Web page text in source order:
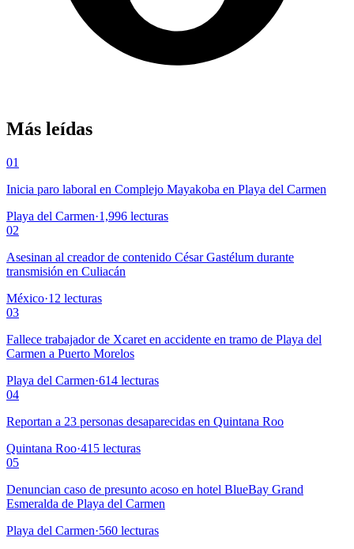
Más leídas
01
Inicia paro laboral en Complejo Mayakoba en Playa del Carmen
Playa del Carmen·1,996 lecturas
02
Asesinan al creador de contenido César Gastélum durante
transmisión en Culiacán
México·12 lecturas
03
Fallece trabajador de Xcaret en accidente en tramo de Playa del
Carmen a Puerto Morelos
Playa del Carmen·614 lecturas
04
Reportan a 23 personas desaparecidas en Quintana Roo
Quintana Roo·415 lecturas
05
Denuncian caso de presunto acoso en hotel BlueBay Grand
Esmeralda de Playa del Carmen
Playa del Carmen·560 lecturas